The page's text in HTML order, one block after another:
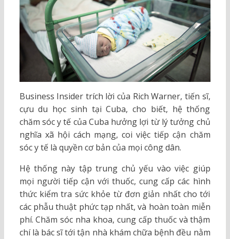
Business Insider trích lời của Rich Warner, tiến sĩ,
cựu du học sinh tại Cuba, cho biết, hệ thống
chăm sóc y tế của Cuba hưởng lợi từ lý tưởng chủ
nghĩa xã hội cách mạng, coi việc tiếp cận chăm
sóc y tế là quyền cơ bản của mọi công dân.
Hệ thống này tập trung chủ yếu vào việc giúp
mọi người tiếp cận với thuốc, cung cấp các hình
thức kiểm tra sức khỏe từ đơn giản nhất cho tới
các phẫu thuật phức tạp nhất, và hoàn toàn miễn
phí. Chăm sóc nha khoa, cung cấp thuốc và thậm
chí là bác sĩ tới tận nhà khám chữa bệnh đều nằm